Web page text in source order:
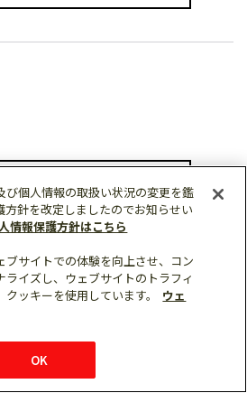
ロード（PDF：4336
び個人情報の取扱い状況の変更を鑑
方針を改定しましたのでお知らせい
情報保護方針はこちら
ブサイトでの体験を向上させ、コン
ライズし、ウェブサイトのトラフィ
ッキーを使用しています。
ウェ
OK